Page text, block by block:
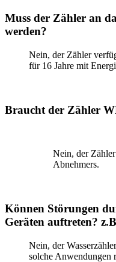
Muss der Zähler an
werden?
Nein, der Zähler
für 16 Jahre mit
Braucht der Zähler
Nein, der
Abnehmers.
Können Störungen
Geräten auftreten?
Nein, der
solche Anwendungen